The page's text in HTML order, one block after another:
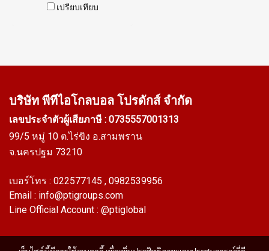
เสริมเหล็ก แข็งแรง ทนทาน
มากกว่า 250 เมตร หรือต้องการ
LINE: @ptiglobal
เปรียบเทียบ
บริษัท พีทีไอโกลบอล โปรดักส์ จำกัด
เลขประจำตัวผู้เสียภาษี : 0735557001313
99/5 หมู่ 10 ต.ไร่ขิง อ.สามพราน
จ.นครปฐม 73210
เบอร์โทร : 022577145 , 0982539956
Email : info@ptigroups.com
Line Official Account : @ptiglobal